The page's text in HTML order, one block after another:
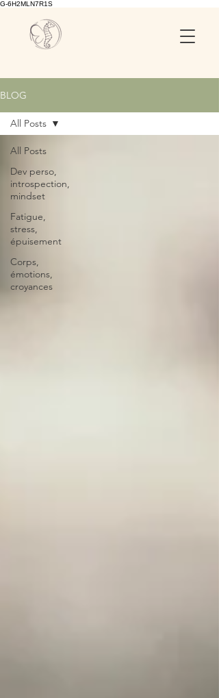
G-6H2MLN7R1S
BLOG
All Posts
Dev perso,
introspection,
mindset
Fatigue,
stress,
épuisement
Corps,
émotions,
croyances
All Posts